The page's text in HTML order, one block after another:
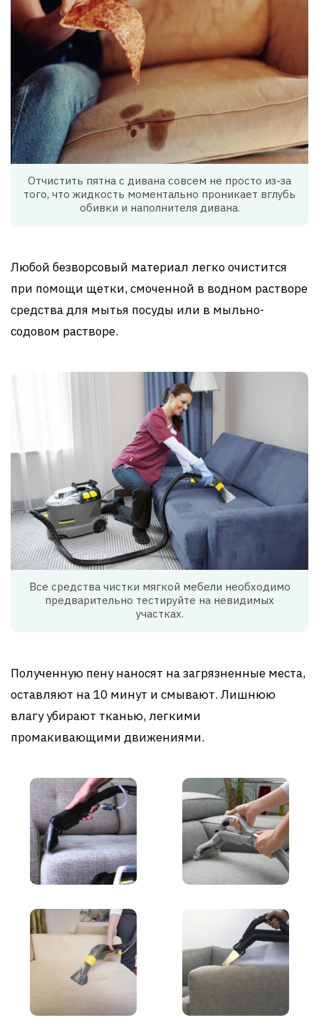
Отчистить пятна с дивана совсем не просто из-за
того, что жидкость моментально проникает вглубь
обивки и наполнителя дивана.
Любой безворсовый материал легко очистится
при помощи щетки, смоченной в водном растворе
средства для мытья посуды или в мыльно-
содовом растворе.
Все средства чистки мягкой мебели необходимо
предварительно тестируйте на невидимых
участках.
Полученную пену наносят на загрязненные места,
оставляют на 10 минут и смывают. Лишнюю
влагу убирают тканью, легкими
промакивающими движениями.